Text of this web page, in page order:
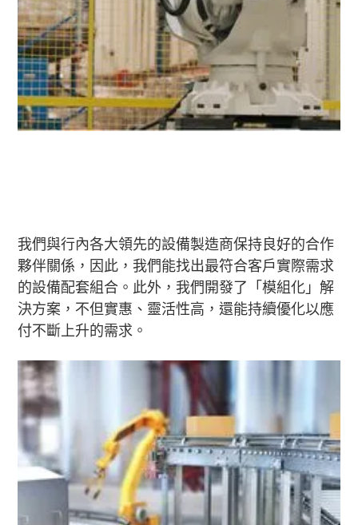
我們與行內各大領先的設備製造商保持良好的合作
夥伴關係，因此，我們能找出最符合客戶實際需求
的設備配套組合。此外，我們開發了「模組化」解
決方案，不但實惠、靈活性高，還能持續優化以應
付不斷上升的需求。